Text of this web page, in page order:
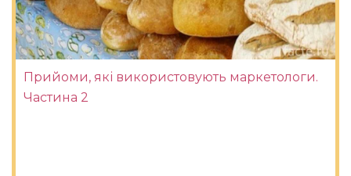
Прийоми, які використовують маркетологи.
Частина 2